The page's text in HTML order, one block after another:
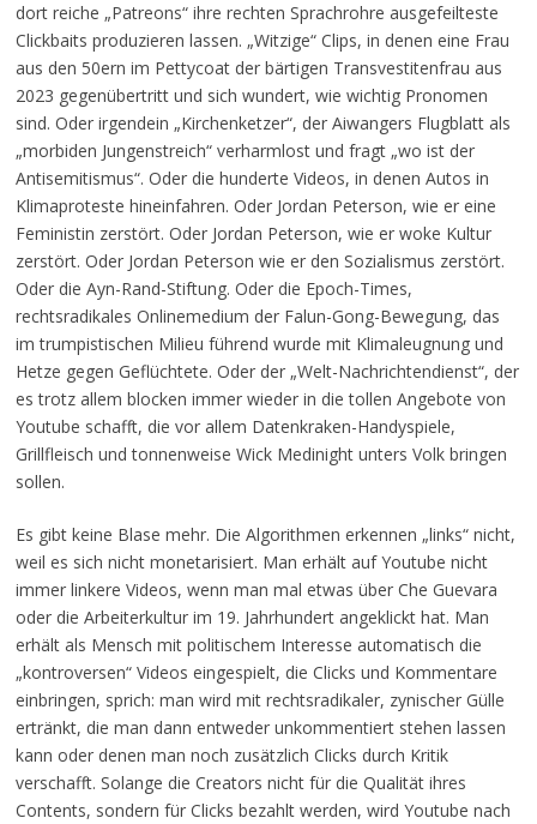
dort reiche „Patreons“ ihre rechten Sprachrohre ausgefeilteste
Clickbaits produzieren lassen. „Witzige“ Clips, in denen eine Frau
aus den 50ern im Pettycoat der bärtigen Transvestitenfrau aus
2023 gegenübertritt und sich wundert, wie wichtig Pronomen
sind. Oder irgendein „Kirchenketzer“, der Aiwangers Flugblatt als
„morbiden Jungenstreich“ verharmlost und fragt „wo ist der
Antisemitismus“. Oder die hunderte Videos, in denen Autos in
Klimaproteste hineinfahren. Oder Jordan Peterson, wie er eine
Feministin zerstört. Oder Jordan Peterson, wie er woke Kultur
zerstört. Oder Jordan Peterson wie er den Sozialismus zerstört.
Oder die Ayn-Rand-Stiftung. Oder die Epoch-Times,
rechtsradikales Onlinemedium der Falun-Gong-Bewegung, das
im trumpistischen Milieu führend wurde mit Klimaleugnung und
Hetze gegen Geflüchtete. Oder der „Welt-Nachrichtendienst“, der
es trotz allem blocken immer wieder in die tollen Angebote von
Youtube schafft, die vor allem Datenkraken-Handyspiele,
Grillfleisch und tonnenweise Wick Medinight unters Volk bringen
sollen.
Es gibt keine Blase mehr. Die Algorithmen erkennen „links“ nicht,
weil es sich nicht monetarisiert. Man erhält auf Youtube nicht
immer linkere Videos, wenn man mal etwas über Che Guevara
oder die Arbeiterkultur im 19. Jahrhundert angeklickt hat. Man
erhält als Mensch mit politischem Interesse automatisch die
„kontroversen“ Videos eingespielt, die Clicks und Kommentare
einbringen, sprich: man wird mit rechtsradikaler, zynischer Gülle
ertränkt, die man dann entweder unkommentiert stehen lassen
kann oder denen man noch zusätzlich Clicks durch Kritik
verschafft. Solange die Creators nicht für die Qualität ihres
Contents, sondern für Clicks bezahlt werden, wird Youtube nach